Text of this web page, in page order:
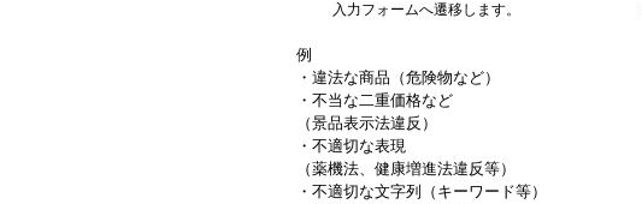
入力フォームへ遷移します。
例
・違法な商品（危険物など）
・不当な二重価格など
（景品表示法違反）
・不適切な表現
（薬機法、健康増進法違反等）
・不適切な文字列（キーワード等）